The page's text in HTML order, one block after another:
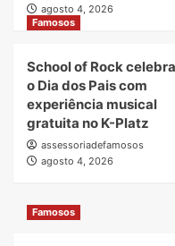
agosto 4, 2026
Famosos
School of Rock celebra
o Dia dos Pais com
experiência musical
gratuita no K-Platz
assessoriadefamosos
agosto 4, 2026
Famosos